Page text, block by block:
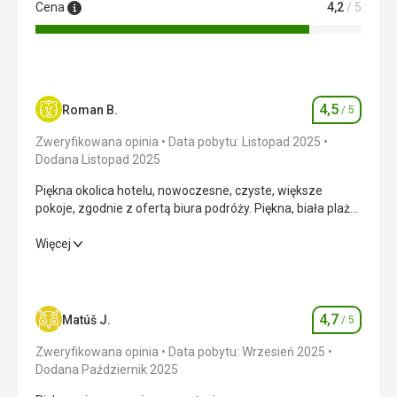
Cena 4,2/ 5
Roman B. Ocena
4,5 / 5
Zweryfikowana opinia
Data pobytu: Listopad 2025
Dodana Listopad 2025
Piękna okolica hotelu, nowoczesne, czyste, większe
pokoje, zgodnie z ofertą biura podróży. Piękna, biała plaża,
Piękna okolica hotelu, nowoczesne, czyste, większe
Wyżywienie 4,0/ 5
Zakwaterowanie 5,0
Więcej
Matúš J. Ocena
4,7 / 5
Zweryfikowana opinia
Data pobytu: Wrzesień 2025
Dodana Październik 2025